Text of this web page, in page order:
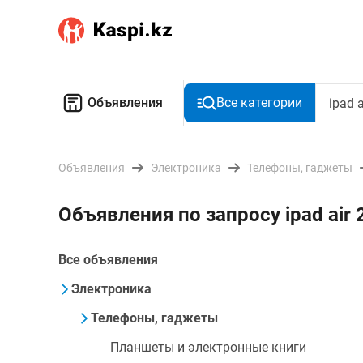
Объявления Все категории
Объявления Электроника Телефоны, гаджеты
Объявления по запросу ipad air
Все объявления
Электроника
Телефоны, гаджеты
Планшеты и электронные книги